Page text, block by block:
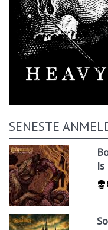
SENESTE
Is